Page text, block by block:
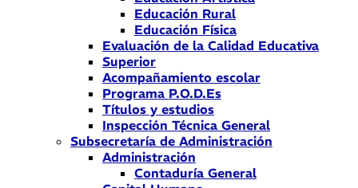
Educación Rural
Educación Física
Evaluación de la Calidad Educativa
Superior
Acompañamiento escolar
Programa P.O.D.Es
Títulos y estudios
Inspección Técnica General
Subsecretaría de Administración
Administración
Contaduría General